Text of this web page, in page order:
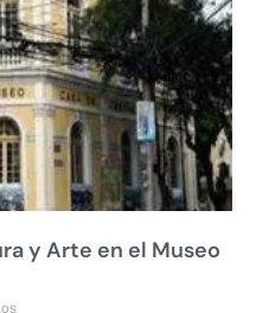
y Arte en el Museo